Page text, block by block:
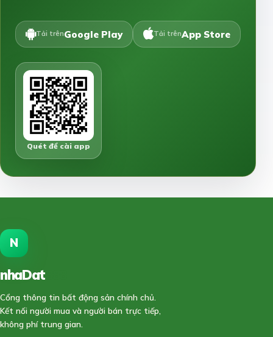
Tải trênGoogle Play Tải trênApp Store
Quét để cài app
N
nhaDat
Cổng thông tin bất động sản chính chủ.
Kết nối người mua và người bán trực tiếp,
không phí trung gian.